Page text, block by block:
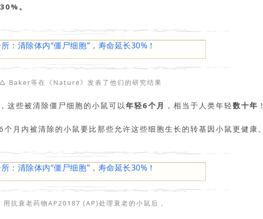
。
△ Baker等在《Nature》发表了他们的研究结果
这些被清除僵尸细胞的小鼠可以 年轻6个月 ，相当于人类年轻数十年 ！
月内被清除的小鼠要比那些允许这些细胞生长的转基因小鼠更健康。
抗衰老药物AP20187 (AP)处理衰老的小鼠后，